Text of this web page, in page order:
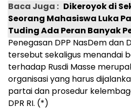
Baca Juga : Dikeroyok di
Seorang Mahasiswa Luka
Tuding Ada Peran Banyak
Penegasan DPP NasDem dan
tersebut sekaligus menandai
terhadap Rusdi Masse
organisasi yang harus
partai dan prosedur
DPR RI. (*)